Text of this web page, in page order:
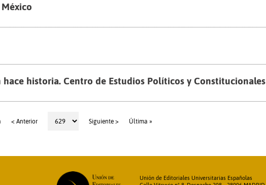
hace historia. Centro de Estudios Políticos y Constitucionales
< Anterior Siguiente > Última »
Unión de Editoriales Universitarias Españolas